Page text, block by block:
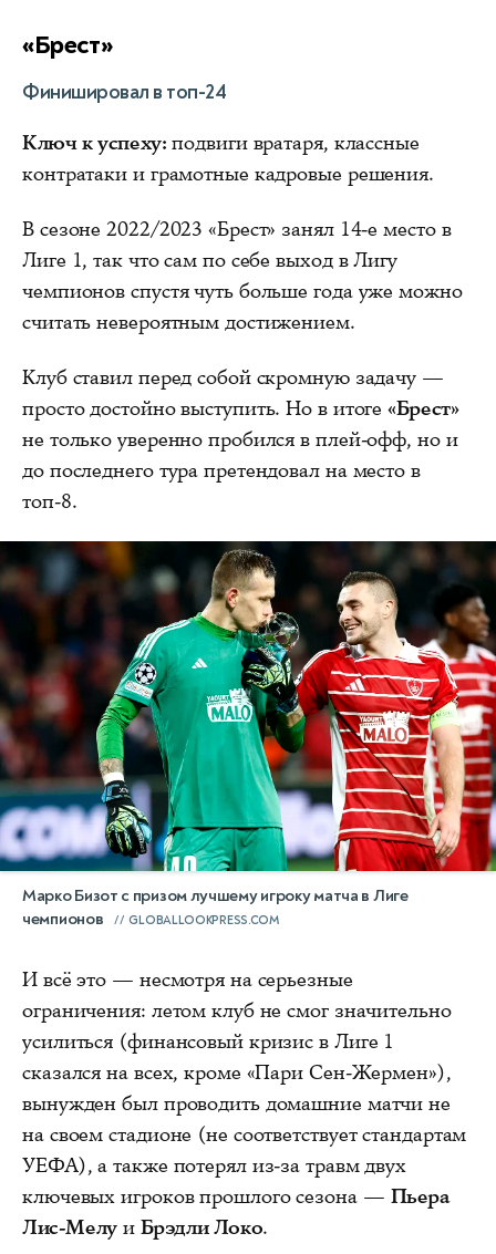
«Брест»
Финишировал в топ-24
Ключ к успеху: подвиги вратаря, классные
контратаки и грамотные кадровые решения.
В сезоне 2022/2023 «Брест» занял 14-е место в
Лиге 1, так что сам по себе выход в Лигу
чемпионов спустя чуть больше года уже можно
считать невероятным достижением.
Клуб ставил перед собой скромную задачу —
просто достойно выступить. Но в итоге«Брест»
не только уверенно пробился в плей-офф, но и
до последнего тура претендовал на место в
топ-8.
Марко Бизот с призом лучшему игроку матча в Лиге
чемпионов
GLOBALLOOKPRESS.COM
И всё это — несмотря на серьезные
ограничения: летом клуб не смог значительно
усилиться (финансовый кризис в Лиге 1
сказался на всех, кроме «Пари Сен-Жермен»),
вынужден был проводить домашние матчи не
на своем стадионе (не соответствует стандартам
УЕФА), а также потерял из-за травм двух
ключевых игроков прошлого сезона — Пьера
Лис-Мелуи Брэдли Локо.